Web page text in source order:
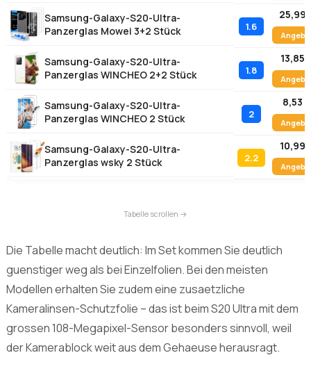
PRODUKT NOTE
UniqueMe 2+3 Stück
2.2
Panzerglas Mowei 3+2 Stück
1.6
Panzerglas WINCHEO 2+2 Stück
1.8
Die Tabelle macht deutlich: Im Set kommen Sie deutlich
guenstiger weg als bei Einzelfolien. Bei den meisten